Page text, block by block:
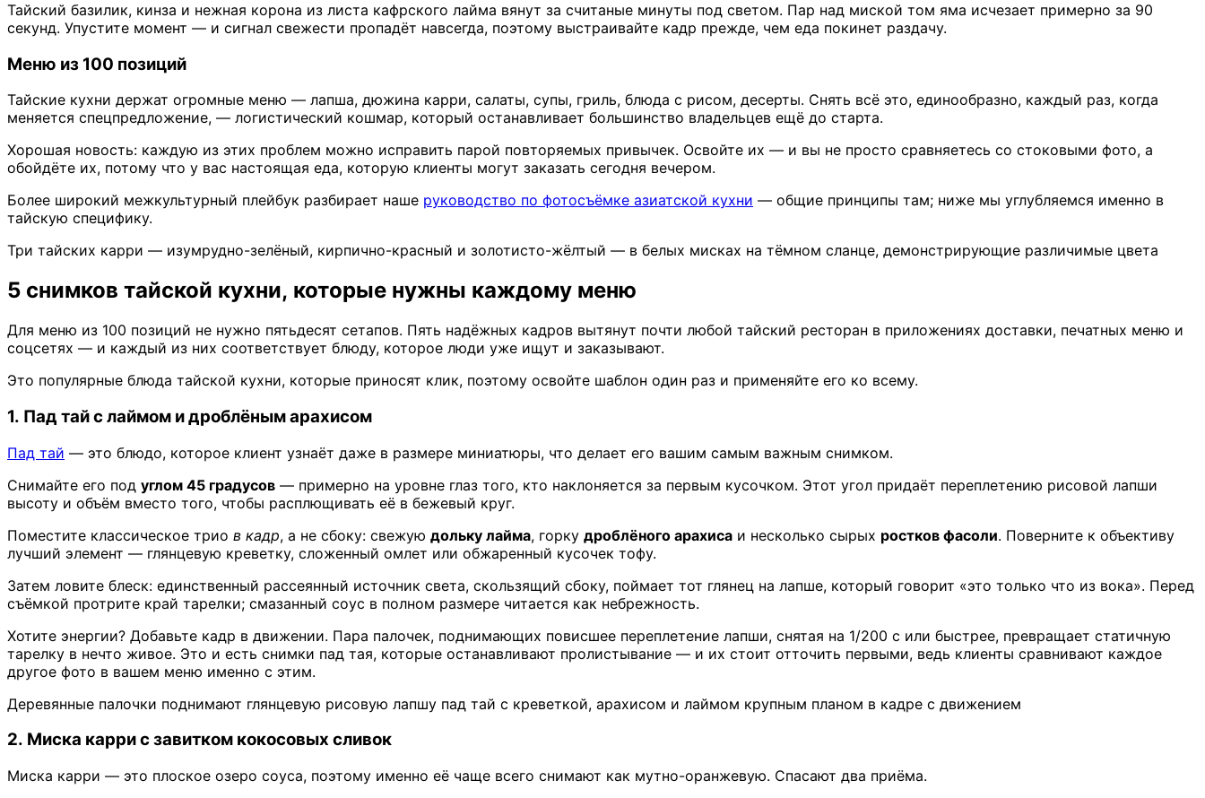
Тайский базилик, кинза и нежная корона из листа кафрского лайма вянут за считаные минуты под светом. Пар над миской том яма исчезает примерно за 90
секунд. Упустите момент — и сигнал свежести пропадёт навсегда, поэтому выстраивайте кадр прежде, чем еда покинет раздачу.
Меню из 100 позиций
Тайские кухни держат огромные меню — лапша, дюжина карри, салаты, супы, гриль, блюда с рисом, десерты. Снять всё это, единообразно, каждый раз, когда
меняется спецпредложение, — логистический кошмар, который останавливает большинство владельцев ещё до старта.
Хорошая новость: каждую из этих проблем можно исправить парой повторяемых привычек. Освойте их — и вы не просто сравняетесь со стоковыми фото, а
обойдёте их, потому что у вас настоящая еда, которую клиенты могут заказать сегодня вечером.
Более широкий межкультурный плейбук разбирает наше руководство по фотосъёмке азиатской кухни — общие принципы там; ниже мы углубляемся именно в
тайскую специфику.
Три тайских карри — изумрудно-зелёный, кирпично-красный и золотисто-жёлтый — в белых мисках на тёмном сланце, демонстрирующие различимые цвета
5 снимков тайской кухни, которые нужны каждому меню
Для меню из 100 позиций не нужно пятьдесят сетапов. Пять надёжных кадров вытянут почти любой тайский ресторан в приложениях доставки, печатных меню и
соцсетях — и каждый из них соответствует блюду, которое люди уже ищут и заказывают.
Это популярные блюда тайской кухни, которые приносят клик, поэтому освойте шаблон один раз и применяйте его ко всему.
1. Пад тай с лаймом и дроблёным арахисом
Пад тай — это блюдо, которое клиент узнаёт даже в размере миниатюры, что делает его вашим самым важным снимком.
Снимайте его под углом 45 градусов — примерно на уровне глаз того, кто наклоняется за первым кусочком. Этот угол придаёт переплетению рисовой лапши
высоту и объём вместо того, чтобы расплющивать её в бежевый круг.
Поместите классическое трио в кадр, а не сбоку: свежую дольку лайма, горку дроблёного арахиса и несколько сырых ростков фасоли. Поверните к объективу
лучший элемент — глянцевую креветку, сложенный омлет или обжаренный кусочек тофу.
Затем ловите блеск: единственный рассеянный источник света, скользящий сбоку, поймает тот глянец на лапше, который говорит «это только что из вока». Перед
съёмкой протрите край тарелки; смазанный соус в полном размере читается как небрежность.
Хотите энергии? Добавьте кадр в движении. Пара палочек, поднимающих повисшее переплетение лапши, снятая на 1/200 с или быстрее, превращает статичную
тарелку в нечто живое. Это и есть снимки пад тая, которые останавливают пролистывание — и их стоит отточить первыми, ведь клиенты сравнивают каждое
другое фото в вашем меню именно с этим.
Деревянные палочки поднимают глянцевую рисовую лапшу пад тай с креветкой, арахисом и лаймом крупным планом в кадре с движением
2. Миска карри с завитком кокосовых сливок
Миска карри — это плоское озеро соуса, поэтому именно её чаще всего снимают как мутно-оранжевую. Спасают два приёма.